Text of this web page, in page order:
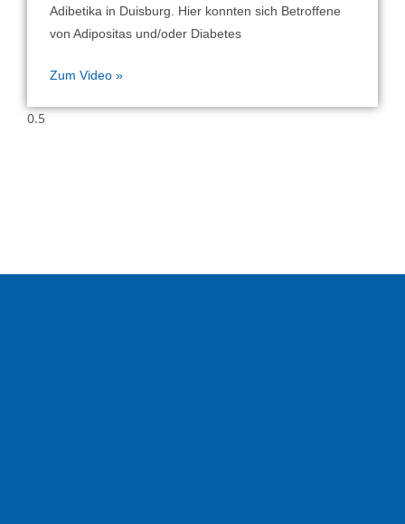
Adibetika in Duisburg. Hier konnten sich Betroffene
von Adipositas und/oder Diabetes
Zum Video »